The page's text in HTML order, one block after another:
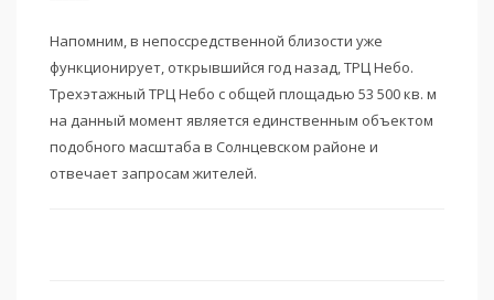
Напомним, в непоссредственной близости уже
функционирует, открывшийся год назад, ТРЦ Небо.
Трехэтажный ТРЦ Небо с общей площадью 53 500 кв. м
на данный момент является единственным объектом
подобного масштаба в Солнцевском районе и
отвечает запросам жителей.